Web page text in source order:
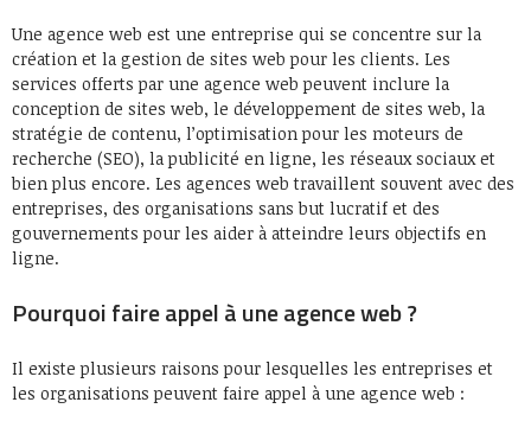
Une agence web est une entreprise qui se concentre sur la
création et la gestion de sites web pour les clients. Les
services offerts par une agence web peuvent inclure la
conception de sites web, le développement de sites web, la
stratégie de contenu, l’optimisation pour les moteurs de
recherche (SEO), la publicité en ligne, les réseaux sociaux et
bien plus encore. Les agences web travaillent souvent avec des
entreprises, des organisations sans but lucratif et des
gouvernements pour les aider à atteindre leurs objectifs en
ligne.
Pourquoi faire appel à une agence web ?
Il existe plusieurs raisons pour lesquelles les entreprises et
les organisations peuvent faire appel à une agence web :